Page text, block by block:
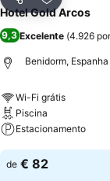
PartilharAdicionar
Hotel Gold Arcos
9,3 Excelente (4.926
Benidorm, Espanha
Wi-Fi grátis
Piscina
Estacionamento
Ver preços
de € 82